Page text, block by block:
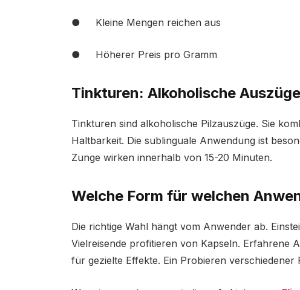
● Kleine Mengen reichen aus
● Höherer Preis pro Gramm
Tinkturen: Alkoholische Auszüge
Tinkturen sind alkoholische Pilzauszüge. Sie
Haltbarkeit. Die sublinguale Anwendung ist
Zunge wirken innerhalb von 15-20 Minuten.
Welche Form für welchen
Die richtige Wahl hängt vom Anwender ab.
Vielreisende profitieren von Kapseln. Erfahrene
für gezielte Effekte. Ein Probieren verschiedener